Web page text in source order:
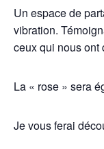
Un espace de
vibration.
ceux qui nous ont
La « rose » sera
Je vous ferai